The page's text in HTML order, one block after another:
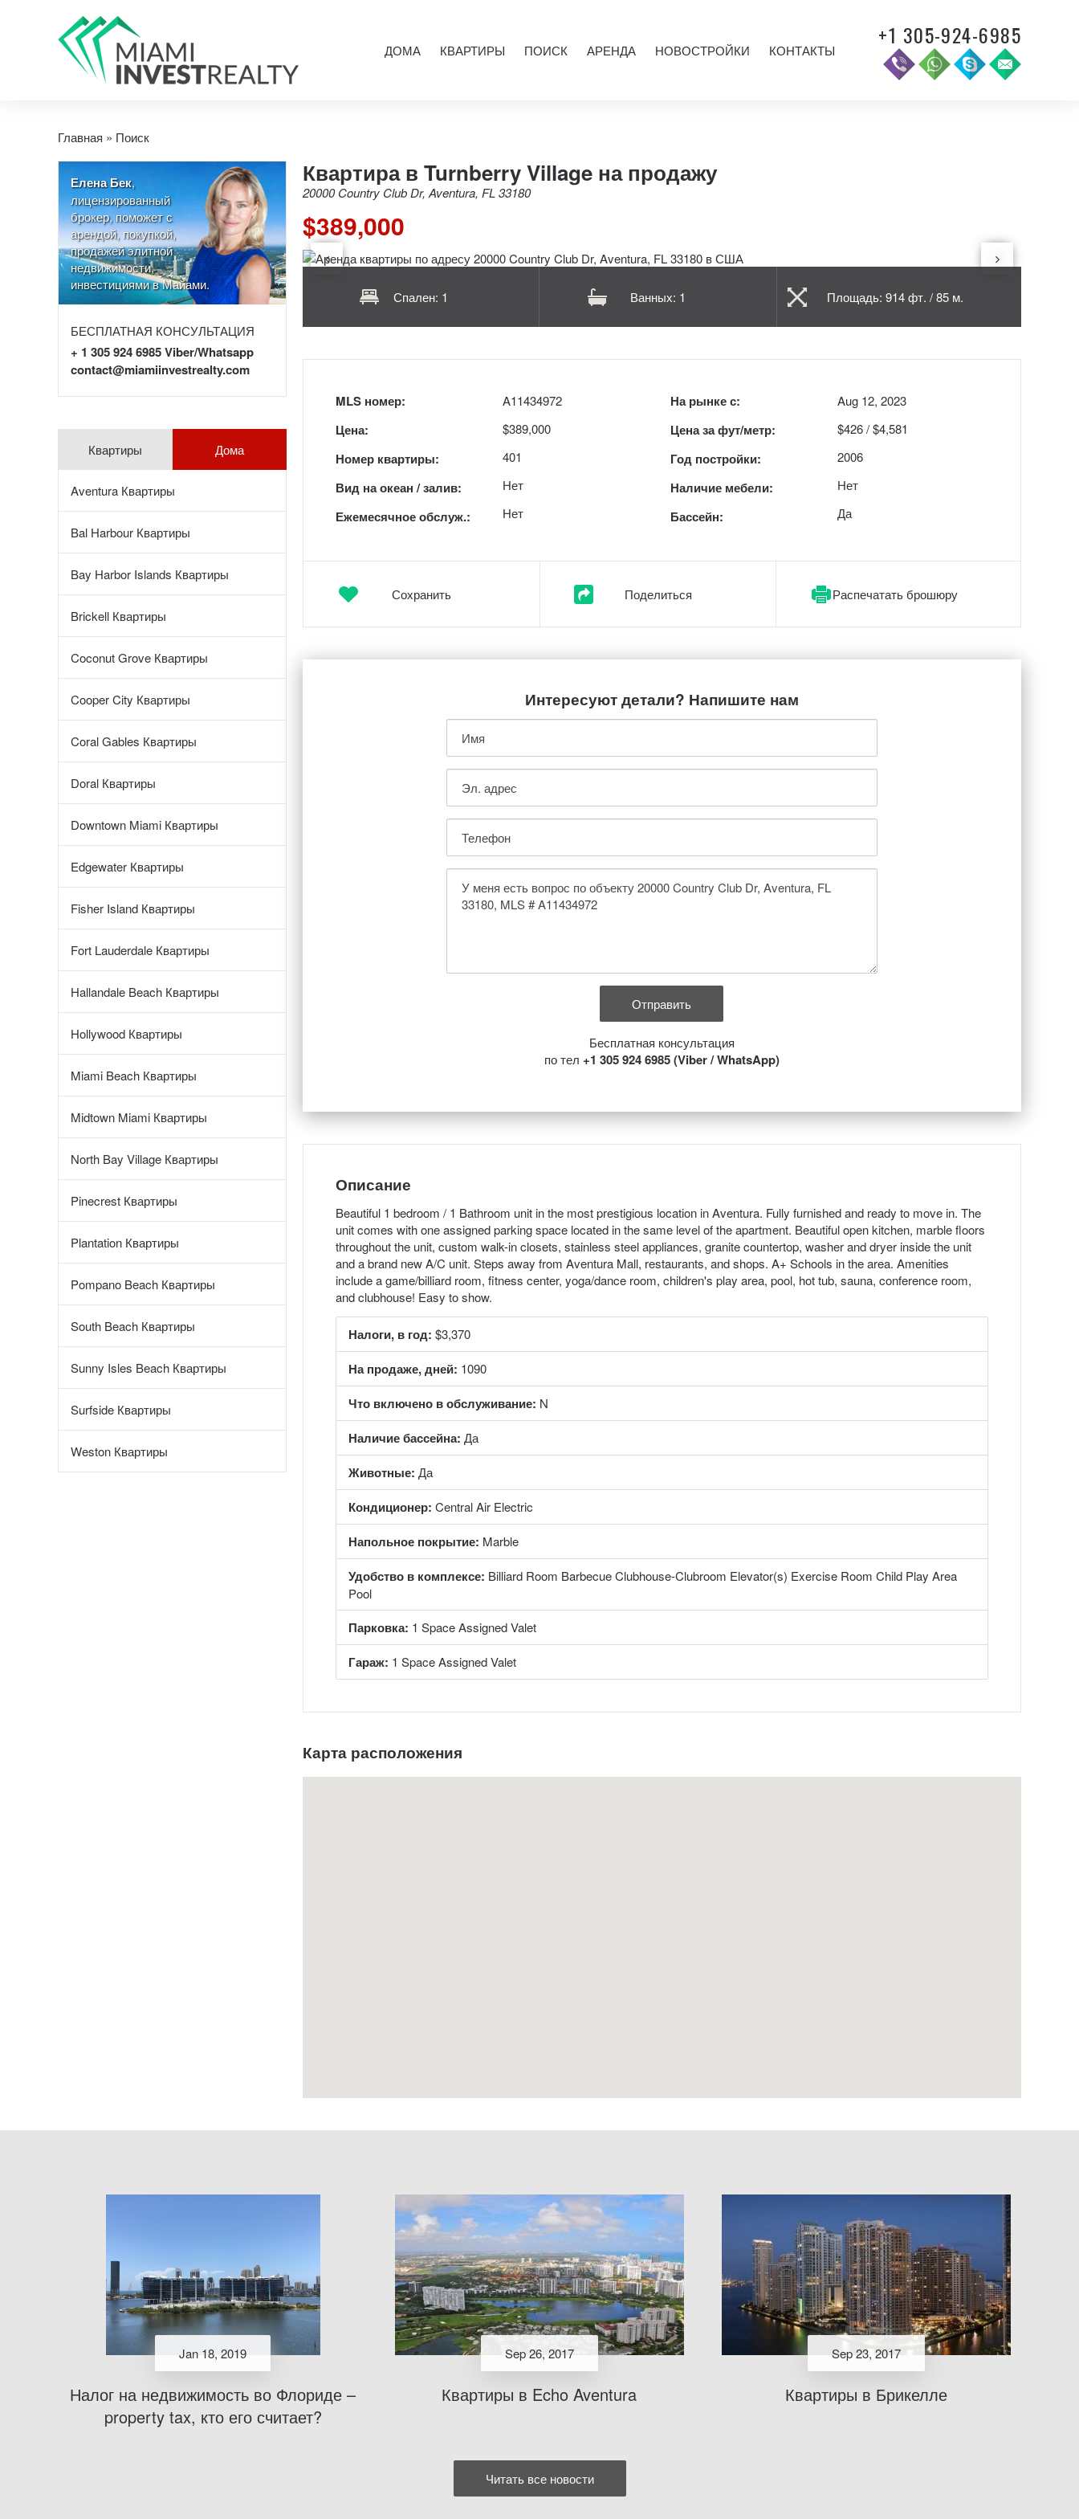
ДОМА КВАРТИРЫ ПОИСК АРЕНДА НОВОСТРОЙКИ КОНТАКТЫ
+1 305-924-6985
Главная » Поиск
Елена Бек,
лицензированный
брокер, поможет с
арендой, покупкой,
продажей элитной
недвижимости,
инвестициями в Майами.
БЕСПЛАТНАЯ КОНСУЛЬТАЦИЯ
+ 1 305 924 6985 Viber/Whatsapp
contact@miamiinvestrealty.com
Квартиры
Aventura Квартиры
Bal Harbour Квартиры
Bay Harbor Islands Квартиры
Brickell Квартиры
Coconut Grove Квартиры
Cooper City Квартиры
Coral Gables Квартиры
Doral Квартиры
Downtown Miami Квартиры
Edgewater Квартиры
Fisher Island Квартиры
Fort Lauderdale Квартиры
Hallandale Beach Квартиры
Hollywood Квартиры
Miami Beach Квартиры
Midtown Miami Квартиры
North Bay Village Квартиры
Pinecrest Квартиры
Plantation Квартиры
Pompano Beach Квартиры
South Beach Квартиры
Sunny Isles Beach Квартиры
Surfside Квартиры
Weston Квартиры
Дома
Квартира в Turnberry Village на продажу
20000 Country Club Dr, Aventura, FL 33180
$389,000
Спален: 1 Ванных: 1 Площадь: 914 фт. / 85 м.
MLS номер:
Цена:
Номер квартиры:
Вид на океан / залив:
Ежемесячное обслуж.:
A11434972
$389,000
401
Нет
Нет
На рынке с:
Цена за фут/метр:
Год постройки:
Наличие мебели:
Бассейн:
Aug 12, 2023
$426 / $4,581
2006
Нет
Да
Сохранить Поделиться Распечатать брошюру
Интересуют детали? Напишите нам
Бесплатная консультация
по тел +1 305 924 6985 (Viber / WhatsApp)
Описание
Beautiful 1 bedroom / 1 Bathroom unit in the most prestigious location in Aventura. Fully furnished and ready to move in. The
unit comes with one assigned parking space located in the same level of the apartment. Beautiful open kitchen, marble floors
throughout the unit, custom walk-in closets, stainless steel appliances, granite countertop, washer and dryer inside the unit
and a brand new A/C unit. Steps away from Aventura Mall, restaurants, and shops. A+ Schools in the area. Amenities
include a game/billiard room, fitness center, yoga/dance room, children's play area, pool, hot tub, sauna, conference room,
and clubhouse! Easy to show.
Налоги, в год: $3,370
На продаже, дней: 1090
Что включено в обслуживание: N
Наличие бассейна: Да
Животные: Да
Кондиционер: Central Air Electric
Напольное покрытие: Marble
Удобство в комплексе: Billiard Room Barbecue Clubhouse-Clubroom Elevator(s) Exercise Room Child Play Area
Pool
Парковка: 1 Space Assigned Valet
Гараж: 1 Space Assigned Valet
Карта расположения
Jan 18, 2019
Налог на недвижимость во Флориде –
property tax, кто его считает?
Sep 26, 2017
Квартиры в Echo Aventura
Sep 23, 2017
Квартиры в Брикелле
Читать все новости